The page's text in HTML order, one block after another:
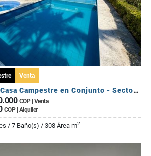
Venta
Se Vende Casa Campestre en Conjunto - Sector El Caimo
COP | Venta
COP | Alquiler
/ 7 Baño(s) / 308 Área m2